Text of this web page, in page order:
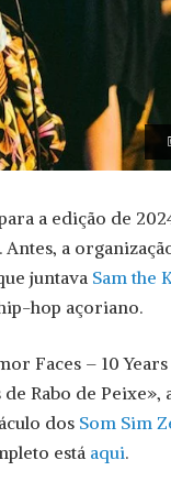
a edição de
a
juntava Sam the
hop açoriano.
Faces – 10
Rabo de
dos Som Sim
está aqui.